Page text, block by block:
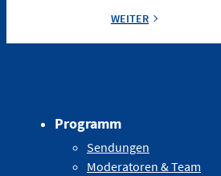
WEITER
Programm
Sendungen
Moderatoren & Team